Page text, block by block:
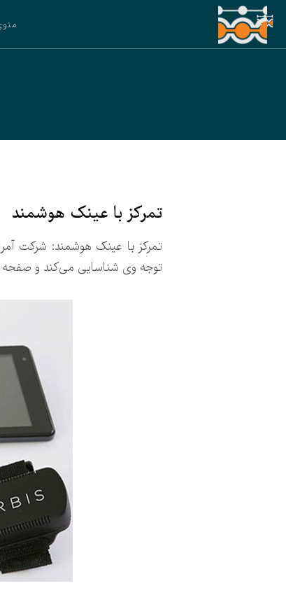
تمرکز با عینک هوشمند
توجه وی شناسایی می‌کند و صفحه